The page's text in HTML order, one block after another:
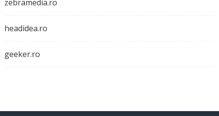
zebramedia.ro
headidea.ro
geeker.ro